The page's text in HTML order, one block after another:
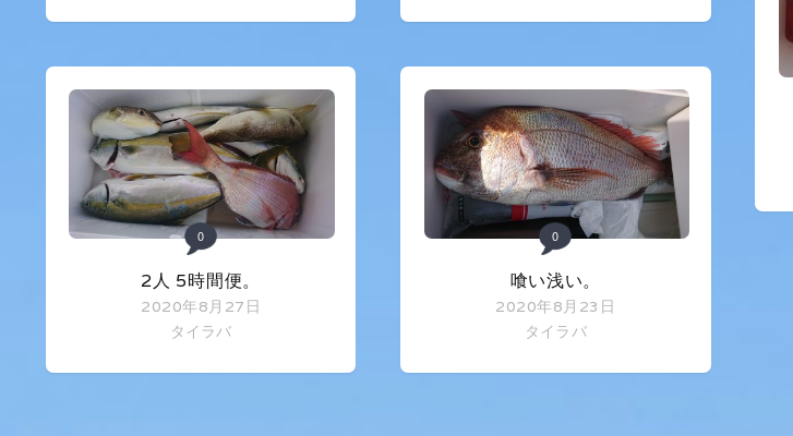
0
2人 5時間便。
2020年8月27日
タイラバ
0
喰い浅い。
2020年8月23日
タイラバ